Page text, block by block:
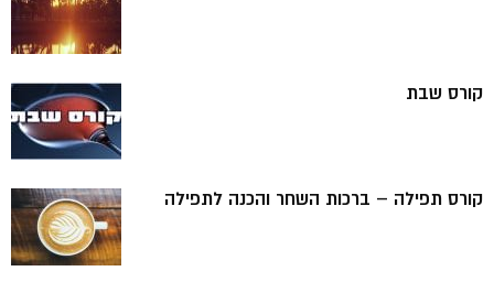
קורס שבת
קורס תפילה – ברכות השחר והכנה לתפילה